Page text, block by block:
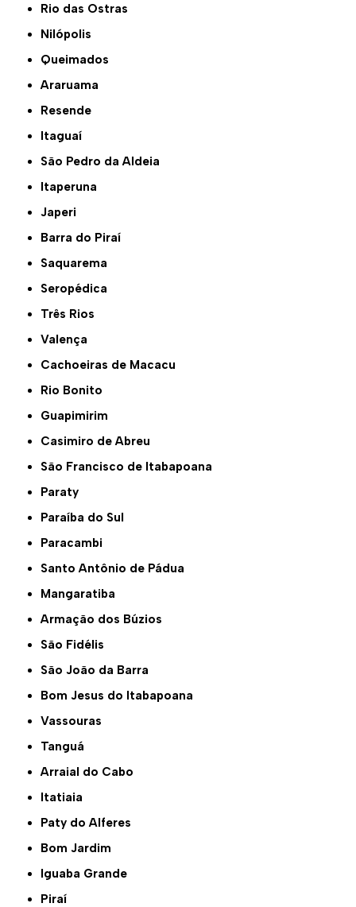
Rio das Ostras
Nilópolis
Queimados
Araruama
Resende
Itaguaí
São Pedro da Aldeia
Itaperuna
Japeri
Barra do Piraí
Saquarema
Seropédica
Três Rios
Valença
Cachoeiras de Macacu
Rio Bonito
Guapimirim
Casimiro de Abreu
São Francisco de Itabapoana
Paraty
Paraíba do Sul
Paracambi
Santo Antônio de Pádua
Mangaratiba
Armação dos Búzios
São Fidélis
São João da Barra
Bom Jesus do Itabapoana
Vassouras
Tanguá
Arraial do Cabo
Itatiaia
Paty do Alferes
Bom Jardim
Iguaba Grande
Piraí